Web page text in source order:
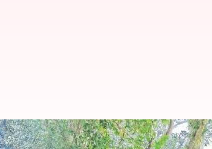
விவசாய